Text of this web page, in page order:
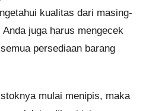
membuat pekerjaan Anda
terjadi cukup minim.